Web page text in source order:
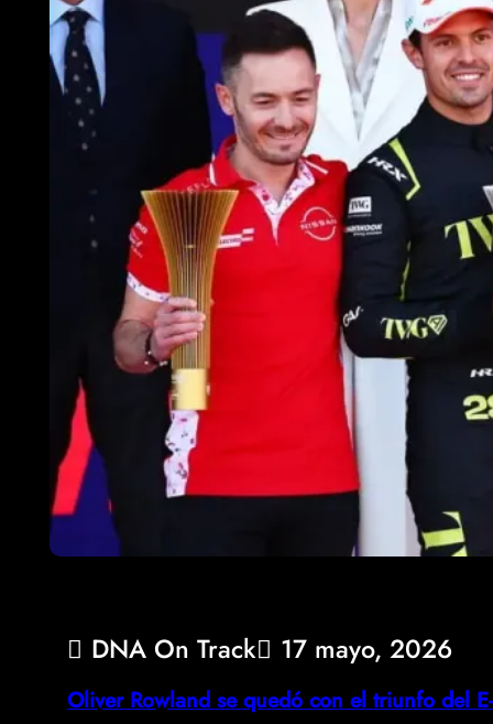
DNA On Track 17 mayo, 2026
Oliver Rowland se quedó con el triunfo del